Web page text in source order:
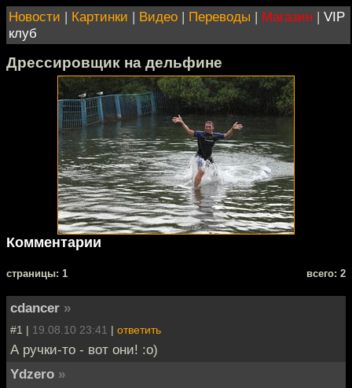
Новости | Картинки | Видео | Переводы | Магазин | VIP
клуб
Дрессировщик на дельфине
Комментарии
cтраницы: 1 всего: 2
cdancer »
#1 | 19.08.10 23:41 | ответить
А ручки-то - вот они! :о)
Ydzero »